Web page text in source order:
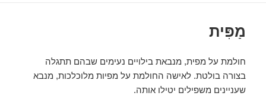
מַפִּית
חולמת על מפית, מנבאת בילויים נעימים שבהם תתגלה
בצורה בולטת. לאישה החולמת על מפיות מלוכלכות, מנבא
שעניינים משפילים יטילו אותה.